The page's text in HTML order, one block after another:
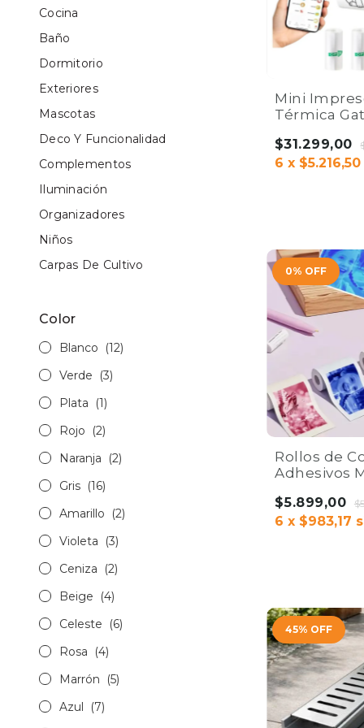
Cocina
Baño
Dormitorio
Exteriores
Mascotas
Deco Y Funcionalidad
Complementos
Iluminación
Organizadores
Niños
Carpas De Cultivo
Color
Blanco
(12)
Verde
(3)
Plata
(1)
Rojo
(2)
Naranja
(2)
Gris (16)
Amarillo
(2)
Violeta
(3)
Ceniza
(2)
Beige
(4)
Celeste
(6)
Rosa
(4)
Marrón
(5)
Azul
(7)
Mini
Térmica
Adhesivos |
$31.299,00
6 x $5.216,50
0% OFF
Rollos de
Adhesivos
Portátil x4 |
$5.899,00
6 x $983,17
45% OFF